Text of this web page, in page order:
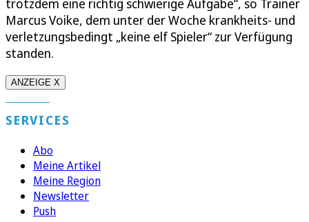
trotzdem eine richtig schwierige Aufgabe“, so Trainer
Marcus Voike, dem unter der Woche krankheits- und
verletzungsbedingt „keine elf Spieler“ zur Verfügung
standen.
ANZEIGE X
SERVICES
Abo
Meine Artikel
Meine Region
Newsletter
Push